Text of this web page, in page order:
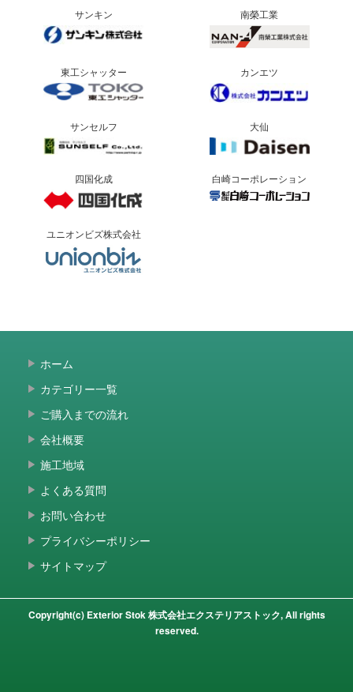
サンキン 南榮工業
東工シャッター カンエツ
サンセルフ 大仙
四国化成 白崎コーポレーション
ユニオンビズ株式会社
ホーム
カテゴリー一覧
ご購入までの流れ
会社概要
施工地域
よくある質問
お問い合わせ
プライバシーポリシー
サイトマップ
Copyright(c) Exterior Stok 株式会社エクステリアストック, All rights
reserved.